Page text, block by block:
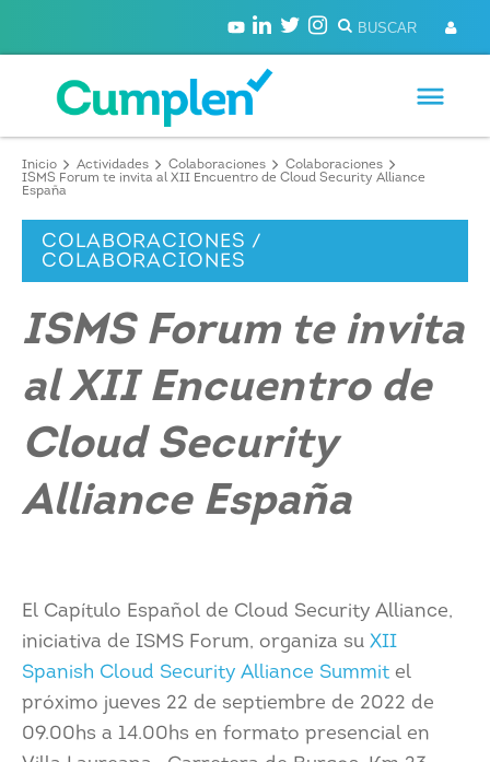
Inicio Actividades Colaboraciones
Colaboraciones
ISMS Forum te invita al XII Encuentro de Cloud Security Alliance
España
COLABORACIONES /
COLABORACIONES
ISMS Forum te invita
al XII Encuentro de
Cloud Security
Alliance España
El Capítulo Español de Cloud Security Alliance,
iniciativa de ISMS Forum, organiza su XII
Spanish Cloud Security Alliance Summit el
próximo jueves 22 de septiembre de 2022 de
09.00hs a 14.00hs en formato presencial en